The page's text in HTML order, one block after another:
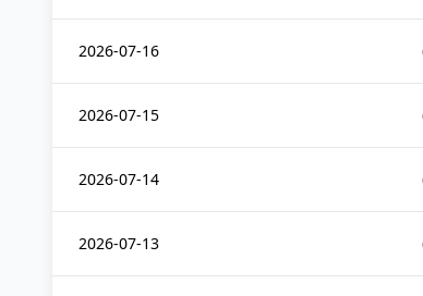
2026-07-16
2026-07-15
2026-07-14
2026-07-13